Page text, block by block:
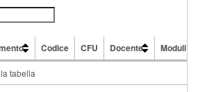
Codice CFU Docente
Moduli
tabella